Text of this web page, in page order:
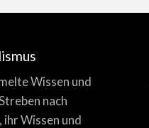
Wissen und
nach
Wissen und